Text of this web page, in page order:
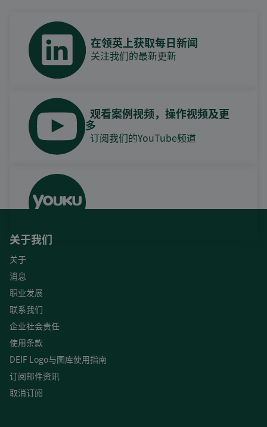
在领英上获取每日新闻
关注我们的最新更新
观看案例视频，操作视频及更
多
订阅我们的YouTube频道
关于我们
关于
消息
职业发展
联系我们
企业社会责任
使用条款
DEIF Logo与图库使用指南
订阅邮件资讯
取消订阅